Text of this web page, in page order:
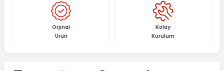
Orjinal
Ürün
Kolay
Kurulum